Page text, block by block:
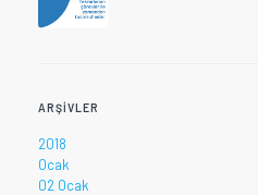
ARŞIVLER
2018
Ocak
02 Ocak